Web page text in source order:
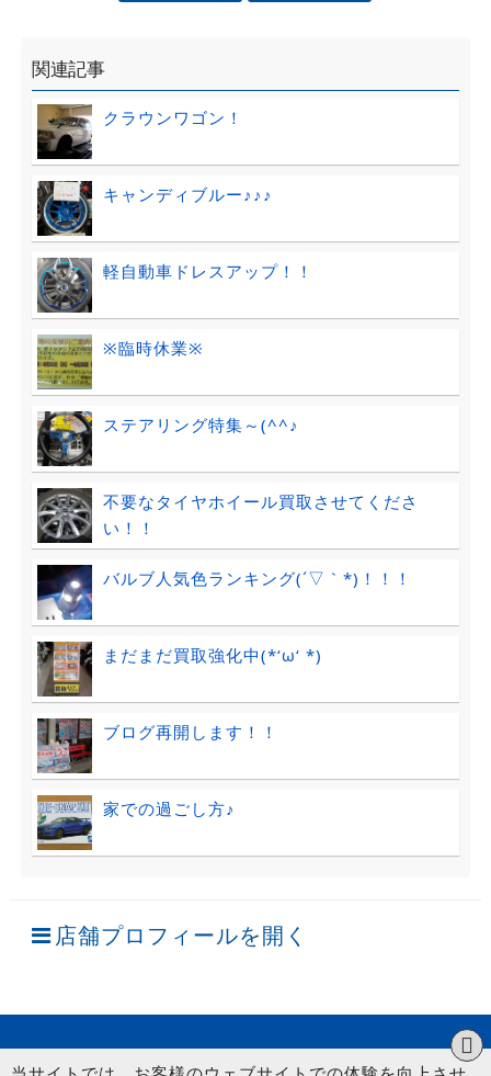
関連記事
クラウンワゴン！
キャンディブルー♪♪♪
軽自動車ドレスアップ！！
※臨時休業※
ステアリング特集～(^^♪
不要なタイヤホイール買取させてくださ
い！！
バルブ人気色ランキング(´▽｀*)！！！
まだまだ買取強化中(*‘ω‘ *)
ブログ再開します！！
家での過ごし方♪
店舗プロフィールを開く